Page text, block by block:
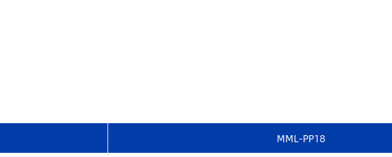
MML-PP18